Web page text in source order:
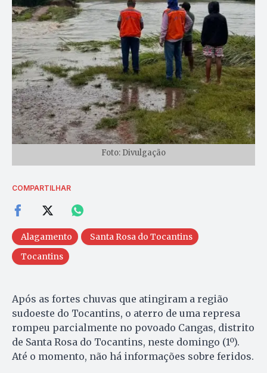
Foto: Divulgação
COMPARTILHAR
Alagamento
Santa Rosa do Tocantins
Tocantins
Após as fortes chuvas que atingiram a região
sudoeste do Tocantins, o aterro de uma represa
rompeu parcialmente no povoado Cangas, distrito
de Santa Rosa do Tocantins, neste domingo (1º).
Até o momento, não há informações sobre feridos.